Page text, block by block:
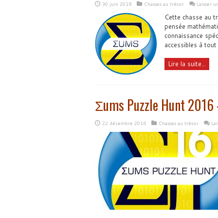
30 juin 2018 Chasses au trésor Laisser
Cette chasse au
pensée
connaissance
accessibles à
Lire la suite...
Σums Puzzle Hunt
22 décembre 2016 Chasses au trésor